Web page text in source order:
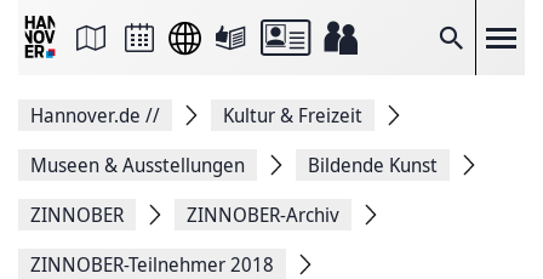
Suche
Seite
Facebook
teilen
Seitenlink
Seite
Hannover.de //
Kultur & Freizeit
Museen & Ausstellungen
Bildende Kunst
ZINNOBER
ZINNOBER-Archiv
ZINNOBER-Teilnehmer 2018